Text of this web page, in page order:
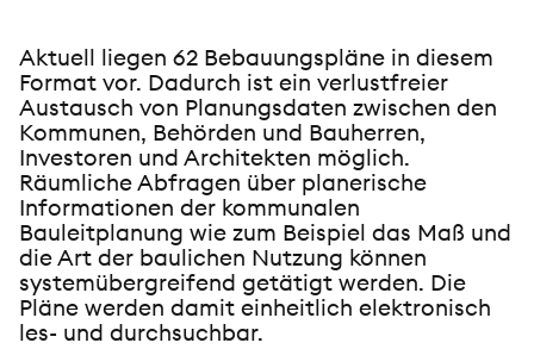
Aktuell liegen 62 Bebauungspläne in diesem
Format vor. Dadurch ist ein verlustfreier
Austausch von Planungsdaten zwischen den
Kommunen, Behörden und Bauherren,
Investoren und Architekten möglich.
Räumliche Abfragen über planerische
Informationen der kommunalen
Bauleitplanung wie zum Beispiel das Maß und
die Art der baulichen Nutzung können
systemübergreifend getätigt werden. Die
Pläne werden damit einheitlich elektronisch
les- und durchsuchbar.